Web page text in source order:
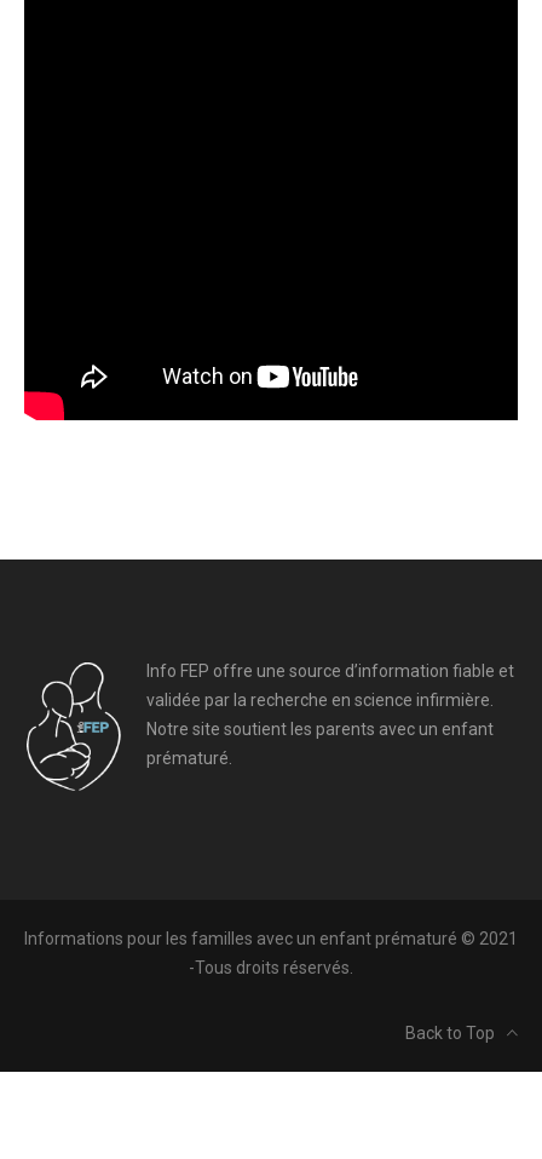
Info FEP offre une source d’information fiable et
validée par la recherche en science infirmière.
Notre site soutient les parents avec un enfant
prématuré.
Informations pour les familles avec un enfant prématuré © 2021
-Tous droits réservés.
Back to Top